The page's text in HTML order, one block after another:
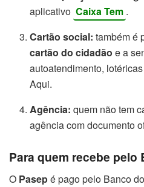
aplicativo Caixa Tem .
Cartão social: também é
cartão do cidadão e a
autoatendimento,
Aqui.
Agência: quem não tem
agência com documento
Para quem recebe pelo
O Pasepé pago pelo Banco